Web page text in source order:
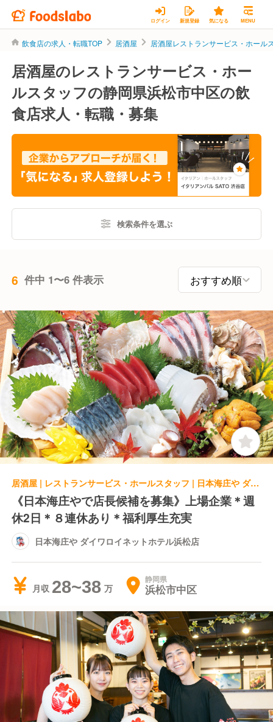
ログイン 新規登録 気になる MENU
飲食店の求人・転職TOP 居酒屋 居酒屋レストランサービス・ホール
居酒屋のレストランサービス・ホー
ルスタッフの静岡県浜松市中区の飲
食店求人・転職・募集
検索条件を選ぶ
6 件中 1〜6 件表示
居酒屋 | レストランサービス・ホールスタッフ | 日本海庄や ダイワロイネットホテル浜松店
《日本海庄やで店長候補を募集》上場企業＊週
休2日＊８連休あり＊福利厚生充実
日本海庄や ダイワロイネットホテル浜松店
月収 28~38 静岡県
浜松市中区